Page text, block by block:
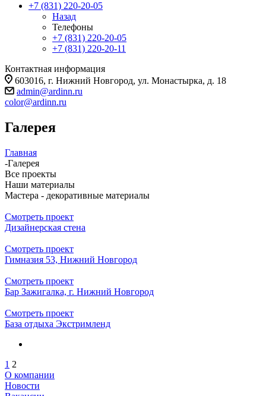
+7 (831) 220-20-05
Назад
Телефоны
+7 (831) 220-20-05
+7 (831) 220-20-11
Контактная информация
603016, г. Нижний Новгород, ул. Монастырка, д. 18
admin@ardinn.ru
color@ardinn.ru
Галерея
Главная
-Галерея
Все проекты
Наши материалы
Мастера - декоративные материалы
Смотреть проект
Дизайнерская стена
Смотреть проект
Гимназия 53, Нижний Новгород
Смотреть проект
Бар Зажигалка, г. Нижний Новгород
Смотреть проект
База отдыха Экстримленд
1 2
О компании
Новости